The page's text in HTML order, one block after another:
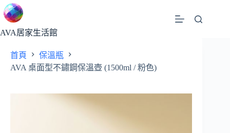
跳
至
主
AVA居家生活館
首頁
保溫瓶
AVA 桌面型不鏽鋼保溫壺 (1500ml / 粉色)